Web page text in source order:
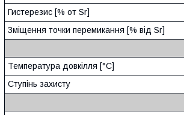
Гистерезис [% от Sr]
Зміщення точки перемикання [% від Sr]
Температура довкілля [°C]
Ступінь захисту